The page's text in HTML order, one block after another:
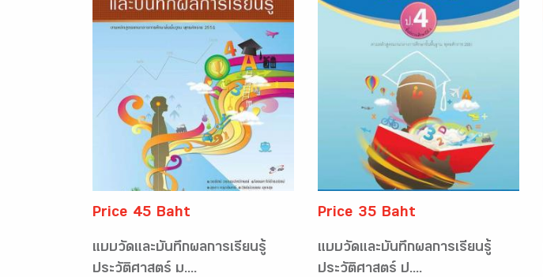
Price 45 Baht
แบบวัดและบันทึกผลการเรียนรู้
ประวัติศาสตร์ ม....
Price 35 Baht
แบบวัดและบันทึกผลการเรียนรู้
ประวัติศาสตร์ ป....